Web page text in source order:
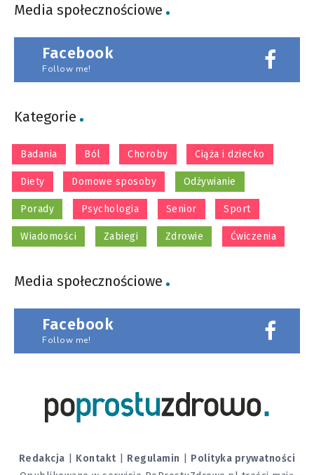
Media społecznościowe
Facebook
Follow me!
Kategorie
Badania Ból Choroby Ciąża i dziecko
Diety Domowe sposoby Odżywianie
Porady Psychologia Senior Sport
Wiadomości Zabiegi Zdrowie Ćwiczenia
Media społecznościowe
Facebook
Follow me!
Redakcja Kontakt Regulamin
Polityka prywatności